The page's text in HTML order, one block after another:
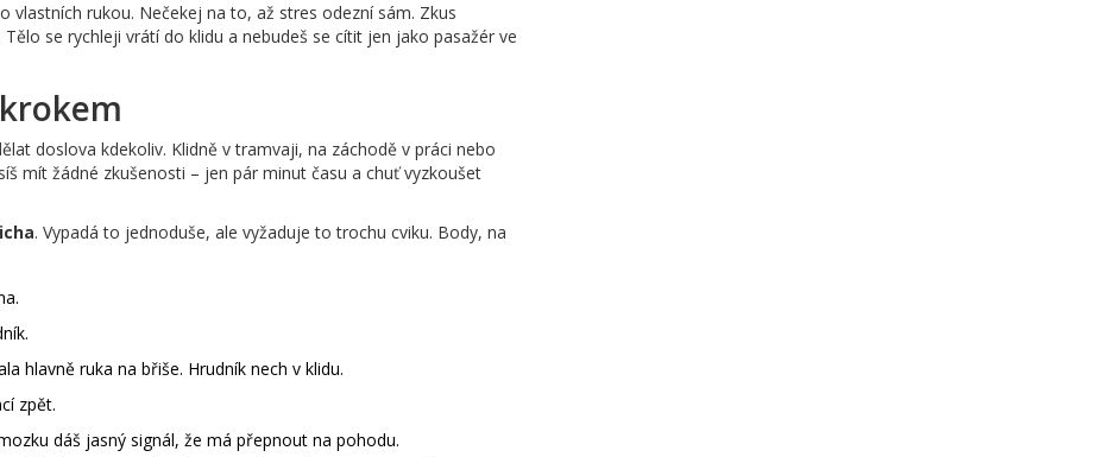
vlastních rukou. Nečekej na to, až stres odezní sám. Zkus
se rychleji vrátí do klidu a nebudeš se cítit jen jako pasažér ve
doslova kdekoliv. Klidně v tramvaji, na záchodě v práci nebo
mít žádné zkušenosti – jen pár minut času a chuť vyzkoušet
. Vypadá to jednoduše, ale vyžaduje to trochu cviku. Body, na
hlavně ruka na břiše. Hrudník nech v klidu.
zpět.
dáš jasný signál, že má přepnout na pohodu.